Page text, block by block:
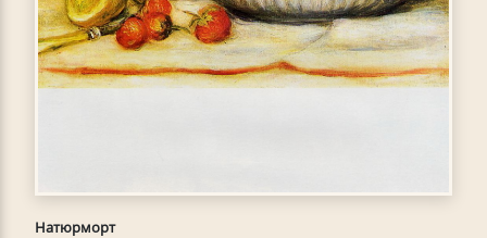
Натюрморт